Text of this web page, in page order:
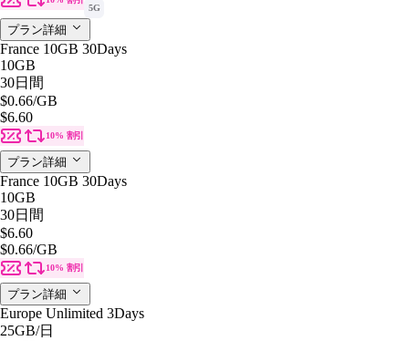
5G
プラン詳細
France 10GB 30Days
10GB
30日間
$0.66/GB
$6.60
10% 割引
プラン詳細
France 10GB 30Days
10GB
30日間
$6.60
$0.66/GB
10% 割引
プラン詳細
Europe Unlimited 3Days
25GB/日